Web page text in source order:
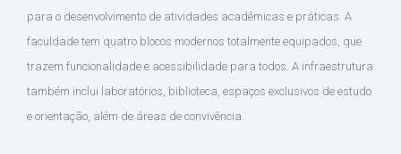
para o desenvolvimento de atividades acadêmicas e práticas. A
faculdade tem quatro blocos modernos totalmente equipados, que
trazem funcionalidade e acessibilidade para todos. A infraestrutura
também inclui laboratórios, biblioteca, espaços exclusivos de estudo
e orientação, além de áreas de convivência.